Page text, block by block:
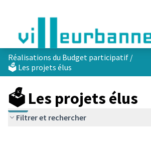
Réalisations du Budget participatif /
🗳️ Les projets élus
🗳️ Les projets élus
Filtrer et rechercher